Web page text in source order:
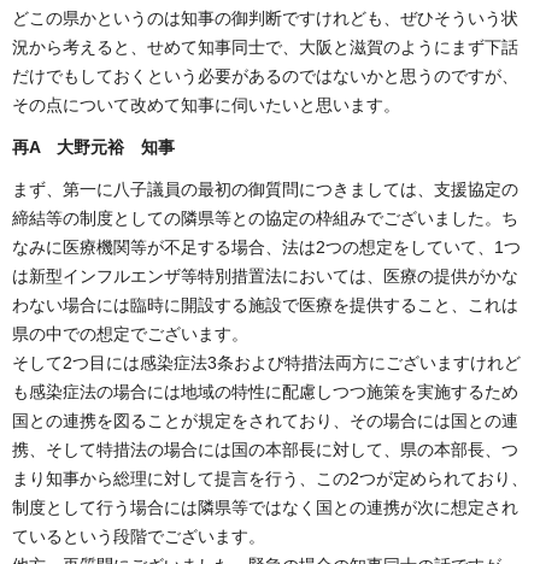
どこの県かというのは知事の御判断ですけれども、ぜひそういう状
況から考えると、せめて知事同士で、大阪と滋賀のようにまず下話
だけでもしておくという必要があるのではないかと思うのですが、
その点について改めて知事に伺いたいと思います。
再A 大野元裕 知事
まず、第一に八子議員の最初の御質問につきましては、支援協定の
締結等の制度としての隣県等との協定の枠組みでございました。ち
なみに医療機関等が不足する場合、法は2つの想定をしていて、1つ
は新型インフルエンザ等特別措置法においては、医療の提供がかな
わない場合には臨時に開設する施設で医療を提供すること、これは
県の中での想定でございます。
そして2つ目には感染症法3条および特措法両方にございますけれど
も感染症法の場合には地域の特性に配慮しつつ施策を実施するため
国との連携を図ることが規定をされており、その場合には国との連
携、そして特措法の場合には国の本部長に対して、県の本部長、つ
まり知事から総理に対して提言を行う、この2つが定められており、
制度として行う場合には隣県等ではなく国との連携が次に想定され
ているという段階でございます。